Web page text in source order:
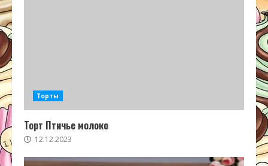
Торты
Торт Птичье молоко
12.12.2023